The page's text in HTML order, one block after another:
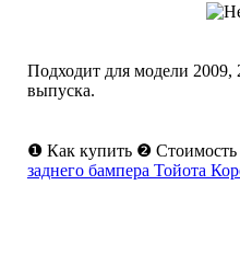
Подходит для модели 2009,
выпуска.
❶ Как купить ❷ Стоимость
заднего бампера Тойота